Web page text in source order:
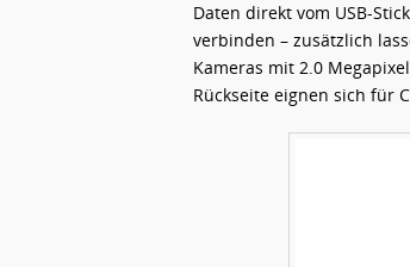
Daten direkt vom USB-
verbinden – zusätzlich
Kameras mit 2.0
Rückseite eignen sich für